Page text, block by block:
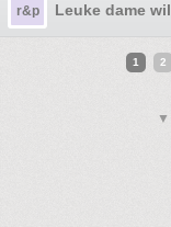
r&p Leuke dame
1 2
▼